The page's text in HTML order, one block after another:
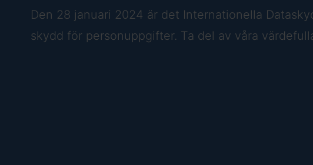
Den 28 januari 2024 är det Internationella
skydd för personuppgifter. Ta del av våra